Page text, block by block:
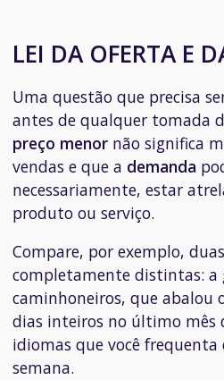
LEI DA OFERTA E
Uma questão que precisa
antes de qualquer tomada
preço menor não significa
vendas e que a demanda
necessariamente, estar
produto ou serviço.
Compare, por exemplo,
completamente distintas: a
caminhoneiros, que abalou
dias inteiros no último mês
idiomas que você frequenta
semana.